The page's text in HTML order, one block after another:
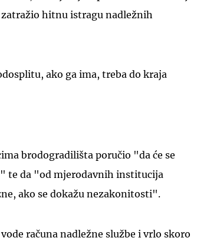
hitnu istragu nadležnih
ako ga ima, treba do kraja
brodogradilišta poručio "da će se
te da "od mjerodavnih institucija
ako se dokažu nezakonitosti".
računa nadležne službe i vrlo skoro